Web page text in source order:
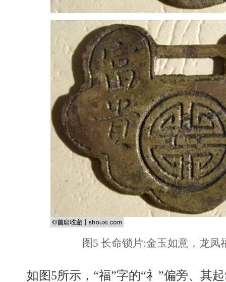
图5 长命锁片:金玉如意，龙凤
如图5所示，“福”字的“礻”偏旁、其